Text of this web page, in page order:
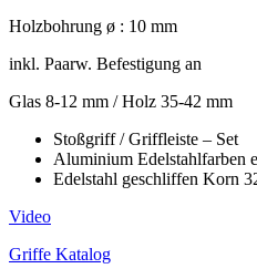
Holzbohrung ø : 10 mm
inkl. Paarw. Befestigung an
Glas 8-12 mm / Holz 35-42 mm
Stoßgriff / Griffleiste – Set
Aluminium Edelstahlfarben
Edelstahl geschliffen Korn
Video
Griffe Katalog